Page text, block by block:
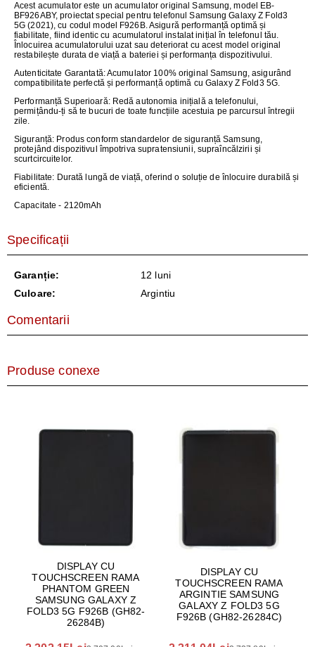
Acest acumulator este un acumulator original Samsung, model EB-
BF926ABY, proiectat special pentru telefonul Samsung Galaxy Z Fold3
5G (2021), cu codul model F926B. Asigură performanță optimă și
fiabilitate, fiind identic cu acumulatorul instalat inițial în telefonul tău.
Înlocuirea acumulatorului uzat sau deteriorat cu acest model original
restabilește durata de viață a bateriei și performanța dispozitivului.
Autenticitate Garantată:Acumulator 100% original Samsung, asigurând
compatibilitate perfectă și performanță optimă cu Galaxy Z Fold3 5G.
Performanță Superioară:Redă autonomia inițială a telefonului,
permițându-ți să te bucuri de toate funcțiile acestuia pe parcursul întregii
zile.
Siguranță: Produs conform standardelor de siguranță Samsung,
protejând dispozitivul împotriva supratensiunii, supraîncălzirii și
scurtcircuitelor.
Fiabilitate: Durată lungă de viață, oferind o soluție de înlocuire durabilă și
eficientă.
Capacitate- 2120mAh
Specificații
Garanție:
12 luni
Culoare:
Argintiu
Comentarii
Produse conexe
DISPLAY CU
TOUCHSCREEN RAMA
PHANTOM GREEN
SAMSUNG GALAXY Z
FOLD3 5G F926B (GH82-
26284B)
DISPLAY CU
TOUCHSCREEN RAMA
ARGINTIE SAMSUNG
GALAXY Z FOLD3 5G
F926B (GH82-26284C)